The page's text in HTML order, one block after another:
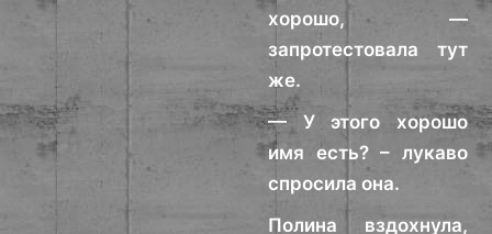
хорошо, —
запротестовала тут
же.
— У этого хорошо
имя есть? – лукаво
спросила она.
Полина вздохнула,